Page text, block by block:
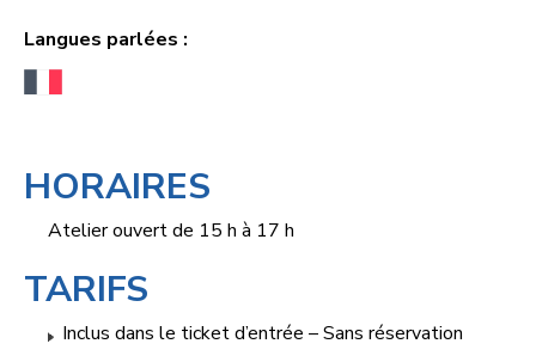
Langues parlées :
HORAIRES
Atelier ouvert de 15 h à 17 h
TARIFS
Inclus dans le ticket d’entrée – Sans réservation